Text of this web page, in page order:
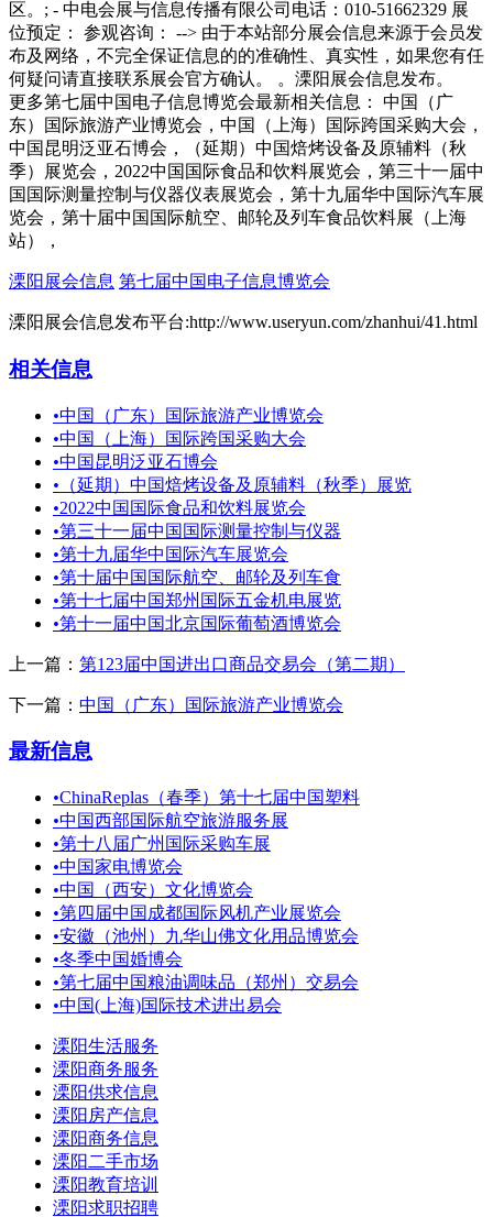
更多第七届中国电子信息博览会最新相关信息： 中国（广
东）国际旅游产业博览会，中国（上海）国际跨国采购大会，
中国昆明泛亚石博会，（延期）中国焙烤设备及原辅料（秋
季）展览会，2022中国国际食品和饮料展览会，第三十一届中
国国际测量控制与仪器仪表展览会，第十九届华中国际汽车展
览会，第十届中国国际航空、邮轮及列车食品饮料展（上海
站），
溧阳展会信息 第七届中国电子信息博览会
溧阳展会信息发布平台:http://www.useryun.com/zhanhui/41.html
相关信息
•中国（广东）国际旅游产业博览会
•中国（上海）国际跨国采购大会
•中国昆明泛亚石博会
• （延期）中国焙烤设备及原辅料（秋季）展览
•2022中国国际食品和饮料展览会
•第三十一届中国国际测量控制与仪器
•第十九届华中国际汽车展览会
•第十届中国国际航空、邮轮及列车食
•第十七届中国郑州国际五金机电展览
•第十一届中国北京国际葡萄酒博览会
上一篇： 第123届中国进出口商品交易会（第二期）
下一篇： 中国（广东）国际旅游产业博览会
最新信息
•ChinaReplas（春季）第十七届中国塑料
•中国西部国际航空旅游服务展
•第十八届广州国际采购车展
•中国家电博览会
•中国（西安）文化博览会
•第四届中国成都国际风机产业展览会
•安徽（池州）九华山佛文化用品博览会
•冬季中国婚博会
•第七届中国粮油调味品（郑州）交易会
•中国(上海)国际技术进出易会
溧阳生活服务
溧阳商务服务
溧阳供求信息
溧阳房产信息
溧阳商务信息
溧阳二手市场
溧阳教育培训
溧阳求职招聘